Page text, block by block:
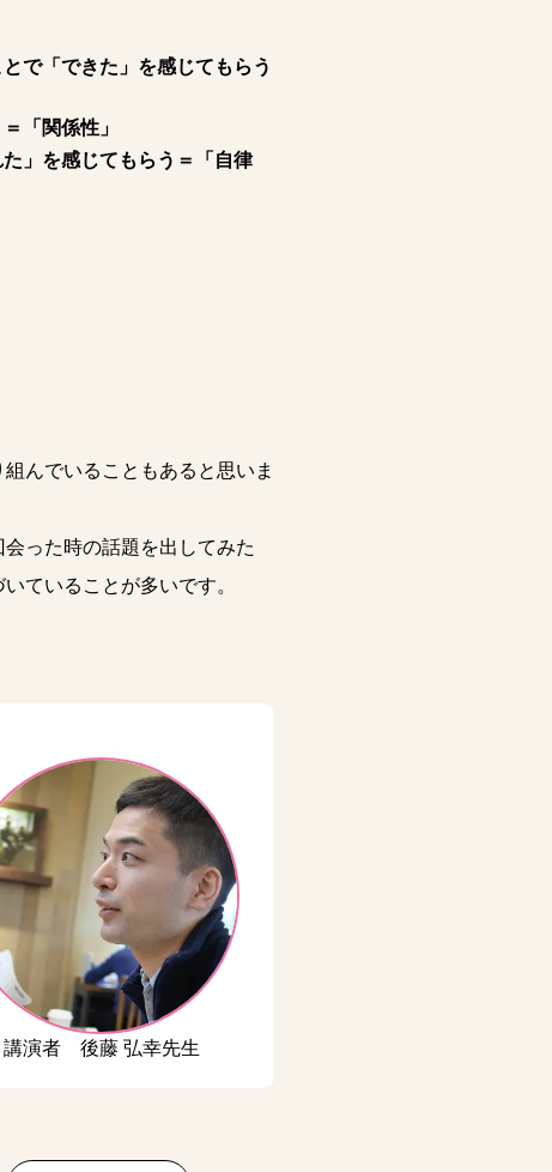
で「できた」を感じてもらう
「関係性」
」を感じてもらう＝「自律
んでいることもあると思いま
った時の話題を出してみた
ていることが多いです。
講演者 後藤 弘幸先生